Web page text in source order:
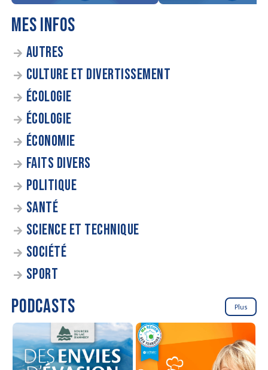
MES INFOS
AUTRES
CULTURE ET DIVERTISSEMENT
ÉCOLOGIE
ÉCOLOGIE
ÉCONOMIE
FAITS DIVERS
POLITIQUE
SANTÉ
SCIENCE ET TECHNIQUE
SOCIÉTÉ
SPORT
PODCASTS Plus